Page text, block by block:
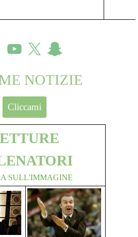
NOTIZIE
Cliccami
SULL'IMMAGINE